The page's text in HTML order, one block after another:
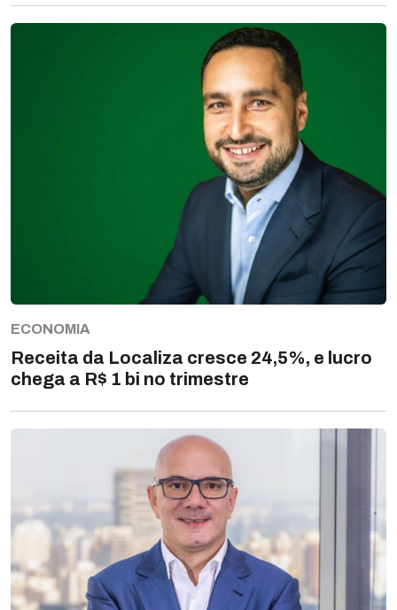
ECONOMIA
Receita da Localiza cresce 24,5%, e lucro
chega a R$ 1 bi no trimestre